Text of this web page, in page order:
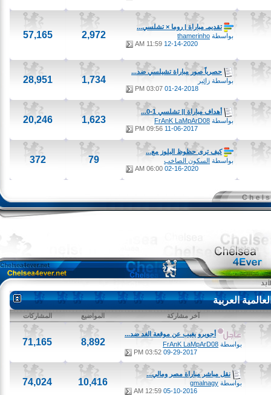
تقديمـ مباراة | روما × تشلسي...
بواسطةthamerinho
12-14-2020
11:59 AM
2,972
57,165
حصرياً صور مباراة تشيلسي ضد...
بواسطةزائير
01-24-2018
03:07 PM
1,734
28,951
أهداف مباراة || تشلسي 1-0...
بواسطةFrAnK LaMpArD08
11-06-2017
09:56 PM
1,623
20,246
كيف ترى حظوظ البلوز مع...
بواسطةالسكون الصاخب
02-16-2020
06:00 AM
372
العربية
آخر مشاركة المواضيع المشاركات
أجويرو يغيب عن موقعة الغد ضد...
بواسطةFrAnK LaMpArD08
09-29-2017
03:52 PM
8,892
71,165
نقل مباشر مباراة مصر ومالي...
بواسطةgmalnagy
05-10-2016
12:59 AM
10,416
74,024